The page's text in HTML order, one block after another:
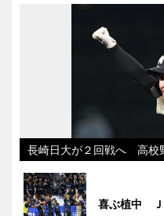
長崎日大が２回戦へ 高校
喜ぶ植中 Ｊ